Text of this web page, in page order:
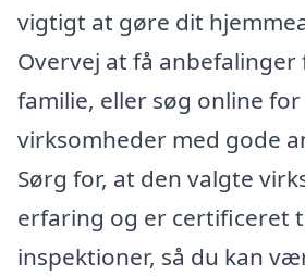
vigtigt at gøre dit
Overvej at få
familie, eller søg online
virksomheder med gode
Sørg for, at den valgte
erfaring og er certificeret
inspektioner, så du kan